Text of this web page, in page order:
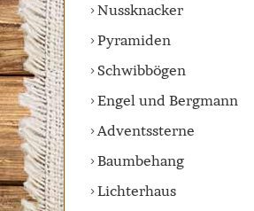
Nussknacker
Pyramiden
Schwibbögen
Engel und Bergmann
Adventssterne
Baumbehang
Lichterhaus